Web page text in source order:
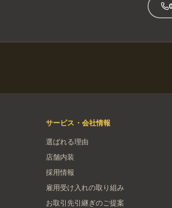
サービス・会社情報
選ばれる理由
店舗内装
採用情報
雇用受け入れの取り組み
お取引先引継ぎのご提案